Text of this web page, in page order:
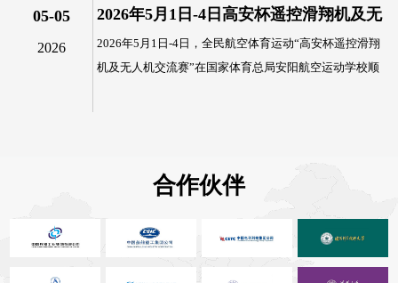
05-05
2026
2026年5月1日-4日高安杯遥控滑翔机及无
人机交流赛圆满收官
2026年5月1日-4日，全民航空体育运动“高安杯遥控滑翔
机及无人机交流赛”在国家体育总局安阳航空运动学校顺
合作伙伴